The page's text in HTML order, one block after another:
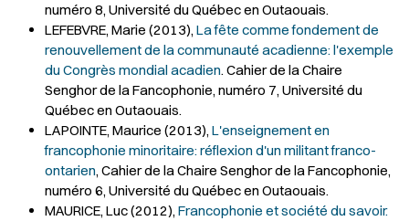
numéro 8, Université du Québec en Outaouais.
LEFEBVRE, Marie (2013), La fête comme fondement de
renouvellement de la communauté acadienne: l'exemple
du Congrès mondial acadien. Cahier de la Chaire
Senghor de la Fancophonie, numéro 7, Université du
Québec en Outaouais.
LAPOINTE, Maurice (2013), L'enseignement en
francophonie minoritaire: réflexion d'un militant franco-
ontarien, Cahier de la Chaire Senghor de la Fancophonie,
numéro 6, Université du Québec en Outaouais.
MAURICE, Luc (2012), Francophonie et société du savoir.